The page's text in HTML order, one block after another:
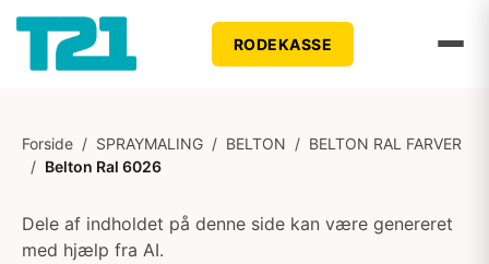
RODEKASSE
Forside / SPRAYMALING / BELTON / BELTON RAL FARVER
/ Belton Ral 6026
Dele af indholdet på denne side kan være genereret
med hjælp fra AI.